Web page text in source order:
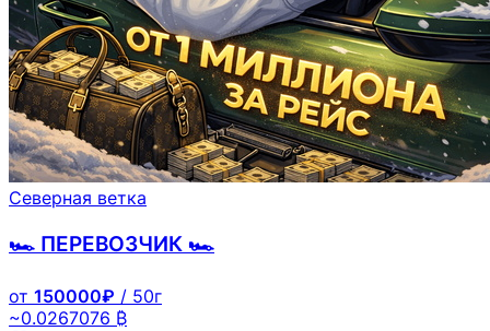
Северная ветка
🏎️ ПЕРЕВОЗЧИК 🏎️
от 150000₽ / 50г
~0.0267076 ₿